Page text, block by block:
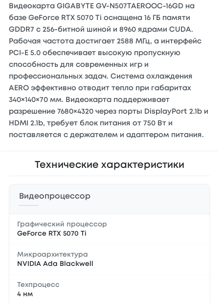
Видеокарта GIGABYTE GV-N507TAEROOC-16GD на
базе GeForce RTX 5070 Ti оснащена 16 ГБ памяти
GDDR7 с 256-битной шиной и 8960 ядрами CUDA.
Рабочая частота достигает 2588 МГц, а интерфейс
PCI-E 5.0 обеспечивает высокую пропускную
способность для современных игр и
профессиональных задач. Система охлаждения
AERO эффективно отводит тепло при габаритах
340×140×70 мм. Видеокарта поддерживает
разрешение 7680×4320 через порты DisplayPort 2.1b и
HDMI 2.1b, требует блок питания от 750 Вт и
поставляется с держателем и адаптером питания.
Технические характеристики
Видеопроцессор
Графический процессор
GeForce RTX 5070 Ti
Микроархитектура
NVIDIA Ada Blackwell
Техпроцесс
4 нм